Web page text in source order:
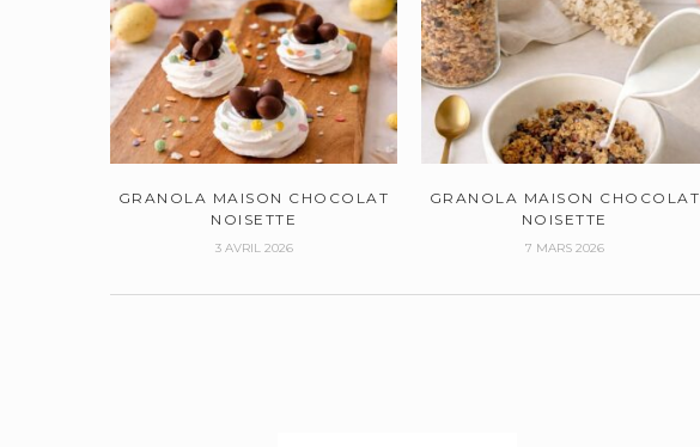
GRANOLA MAISON CHOCOLAT
NOISETTE
3 AVRIL 2026
GRANOLA MAISON CHOCOLAT
NOISETTE
7 MARS 2026